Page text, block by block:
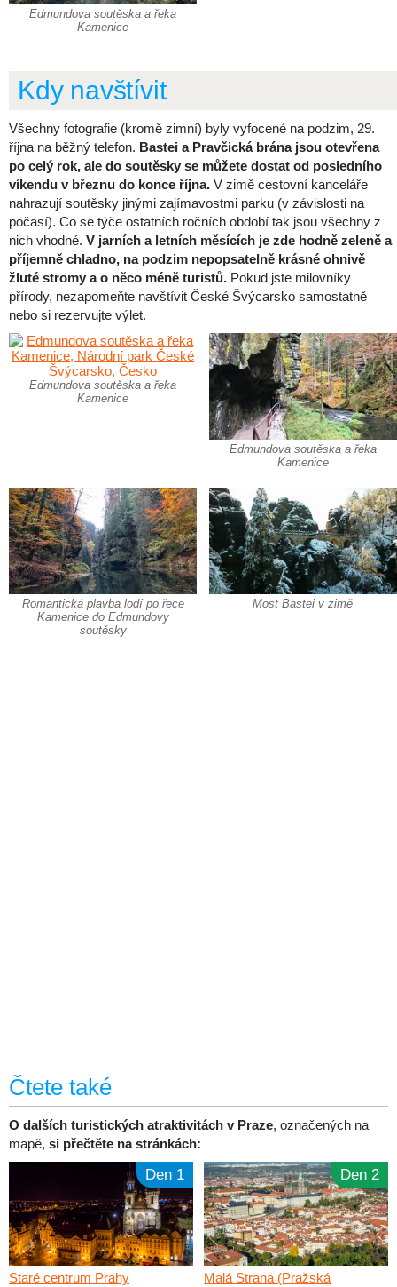
Edmundova soutěska a řeka
Kamenice
Kdy navštívit
Všechny fotografie (kromě zimní) byly vyfocené na podzim, 29.
října na běžný telefon. Bastei a Pravčická brána jsou otevřena
po celý rok, ale do soutěsky se můžete dostat od posledního
víkendu v březnu do konce října. V zimě cestovní kanceláře
nahrazují soutěsky jinými zajímavostmi parku (v závislosti na
počasí). Co se týče ostatních ročních období tak jsou všechny z
nich vhodné. V jarních a letních měsících je zde hodně zeleně a
příjemně chladno, na podzim nepopsatelně krásné ohnivě
žluté stromy a o něco méně turistů. Pokud jste milovníky
přírody, nezapomeňte navštívit České Švýcarsko samostatně
nebo si rezervujte výlet.
Edmundova soutěska a řeka
Kamenice
Edmundova soutěska a řeka
Kamenice
Romantická plavba lodí po řece
Kamenice do Edmundovy
soutěsky
Most Bastei v zimě
Čtete také
O dalších turistických atraktivitách v Praze, označených na
mapě, si přečtěte na stránkách:
Den 1
Staré centrum Prahy
Den 2
Malá Strana (Pražská